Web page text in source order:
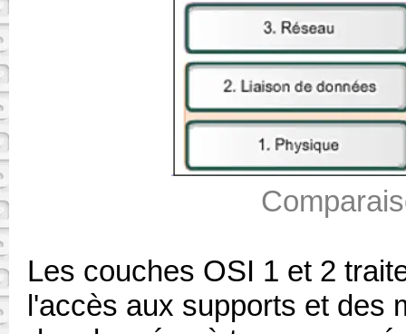
Les couches OSI 1 et 2
l'accès aux supports et des